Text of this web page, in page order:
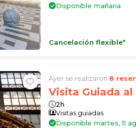
Disponible mañana
Cancelación flexible*
Ayer se realizaron 8
Visita Guiada
2h
Visitas guiadas
Disponible martes, 11